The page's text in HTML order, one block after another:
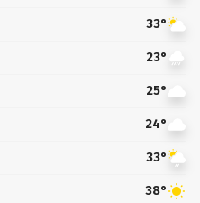
33°
23°
25°
24°
33°
38°